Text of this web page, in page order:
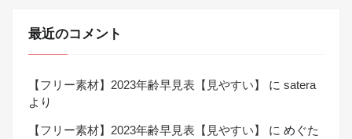
最近のコメント
【フリー素材】2023年齢早見表【見やすい】 に satera
より
【フリー素材】2023年齢早見表【見やすい】 に めぐた